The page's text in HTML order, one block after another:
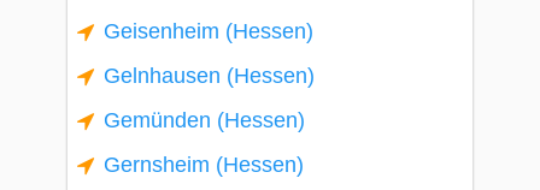
Geisenheim (Hessen)
Gelnhausen (Hessen)
Gemünden (Hessen)
Gernsheim (Hessen)